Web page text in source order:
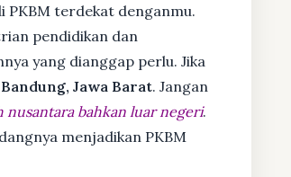
PKBM terdekat denganmu.
pendidikan dan
yang dianggap perlu. Jika
Jawa Barat. Jangan
bahkan luar negeri.
menjadikan PKBM